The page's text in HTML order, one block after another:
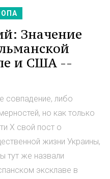
Значение
и США --
совпадение, либо
но как только
X свой пост о
жизни Украины,
тут же назвали
эксклаве в